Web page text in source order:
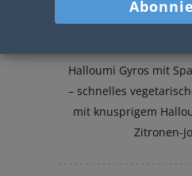
Halloumi Gyros mit
– schnelles
mit knusprigem
Zitronen-